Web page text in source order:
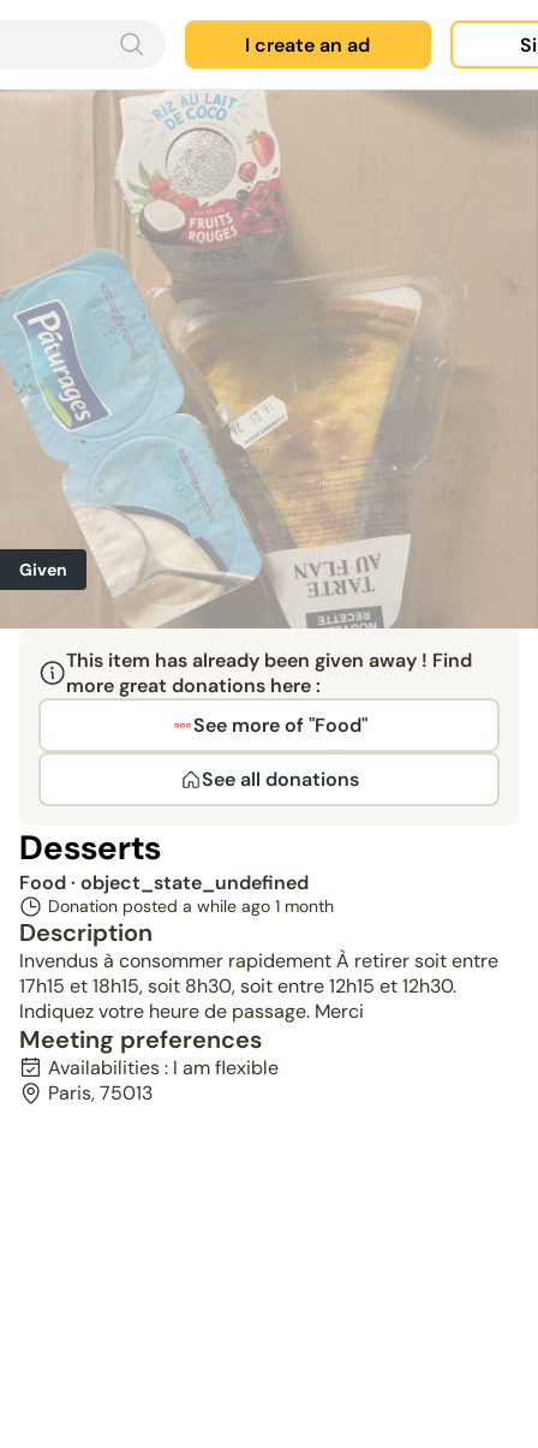
I create an ad
Given
This item has already been given away ! Find
more great donations here :
See more of "Food"
See all donations
Desserts
Food· object_state_undefined
Donation posted a while ago 1 month
Description
Invendus à consommer rapidement À retirer soit entre
17h15 et 18h15, soit 8h30, soit entre 12h15 et 12h30.
Indiquez votre heure de passage. Merci
Meeting preferences
Availabilities : I am flexible
Paris, 75013